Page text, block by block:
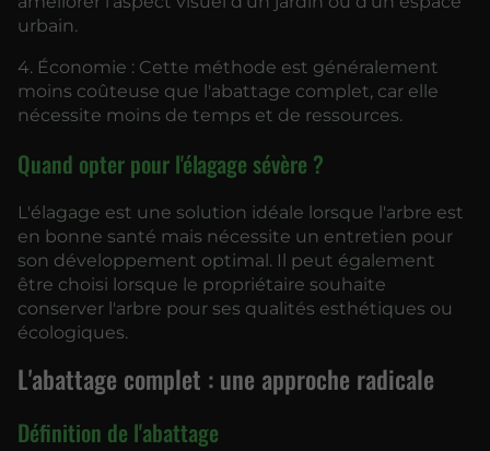
urbain.
4. Économie : Cette méthode est généralement
moins coûteuse que l'abattage complet, car elle
nécessite moins de temps et de ressources.
Quand opter pour l'élagage sévère ?
L'élagage est une solution idéale lorsque l'arbre est
en bonne santé mais nécessite un entretien pour
son développement optimal. Il peut également
être choisi lorsque le propriétaire souhaite
conserver l'arbre pour ses qualités esthétiques ou
écologiques.
L'abattage complet : une approche radicale
Définition de l'abattage